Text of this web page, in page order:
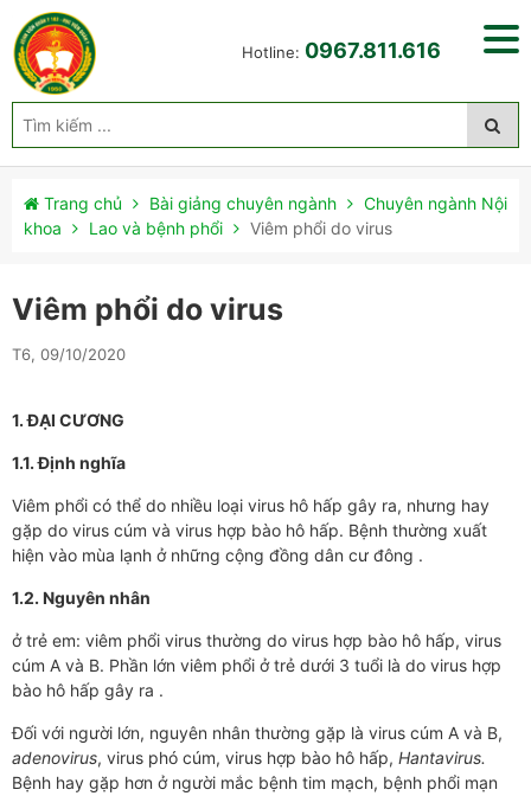
Hotline: 0967.811.616
Trang chủ Bài giảng chuyên ngành
Chuyên ngành Nội
khoa
Lao và bệnh phổi Viêm phổi do virus
Viêm phổi do virus
T6, 09/10/2020
1. ĐẠI CƯƠNG
1.1. Định nghĩa
Viêm phổi có thể do nhiều loại virus hô hấp gây ra, nhưng hay
gặp do virus cúm và virus hợp bào hô hấp. Bệnh thường xuất
hiện vào mùa lạnh ở những cộng đồng dân cư đông .
1.2. Nguyên nhân
ở trẻ em: viêm phổi virus thường do virus hợp bào hô hấp, virus
cúm A và B. Phần lớn viêm phổi ở trẻ dưới 3 tuổi là do virus hợp
bào hô hấp gây ra .
Đối với người lớn, nguyên nhân thường gặp là virus cúm A và B,
adenovirus, virus phó cúm, virus hợp bào hô hấp, Hantavirus.
Bệnh hay gặp hơn ở người mắc bệnh tim mạch, bệnh phổi mạn